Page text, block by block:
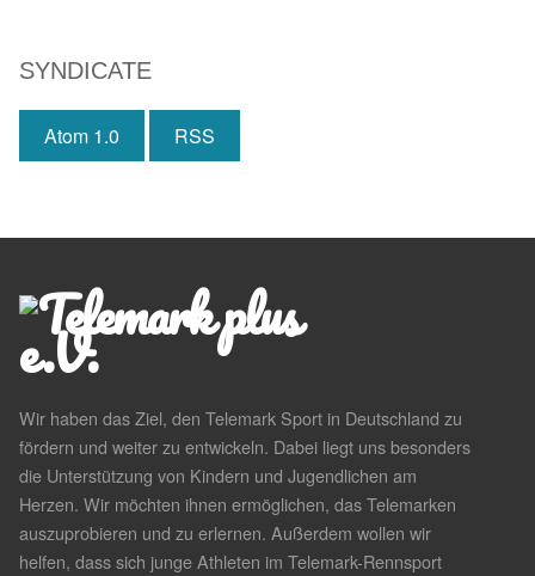
SYNDICATE
Atom 1.0 RSS
Wir haben das Ziel, den Telemark Sport in Deutschland zu
fördern und weiter zu entwickeln. Dabei liegt uns besonders
die Unterstützung von Kindern und Jugendlichen am
Herzen. Wir möchten ihnen ermöglichen, das Telemarken
auszuprobieren und zu erlernen. Außerdem wollen wir
helfen, dass sich junge Athleten im Telemark-Rennsport